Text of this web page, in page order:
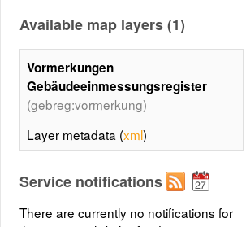
Available map layers (1)
Vormerkungen
Gebäudeeinmessungsregister
(gebreg:vormerkung)
Layer metadata (xml)
Service notifications
There are currently no notifications for